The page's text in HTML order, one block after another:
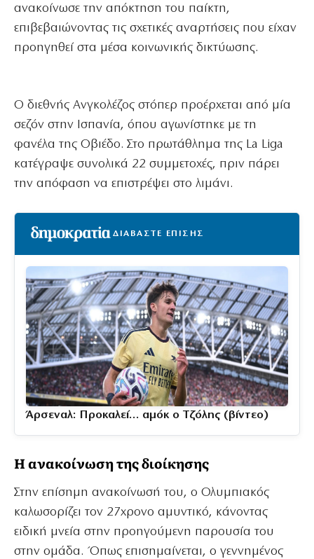
ανακοίνωσε την απόκτηση του παίκτη,
επιβεβαιώνοντας τις σχετικές αναρτήσεις που είχαν
προηγηθεί στα μέσα κοινωνικής δικτύωσης.
Ο διεθνής Ανγκολέζος στόπερ προέρχεται από μία
σεζόν στην Ισπανία, όπου αγωνίστηκε με τη
φανέλα της Οβιέδο. Στο πρωτάθλημα της La Liga
κατέγραψε συνολικά 22 συμμετοχές, πριν πάρει
την απόφαση να επιστρέψει στο λιμάνι.
ΔΙΑΒΑΣΤΕ ΕΠΙΣΗΣ
Άρσεναλ: Προκαλεί… αμόκ ο Τζόλης (βίντεο)
Η ανακοίνωση της διοίκησης
Στην επίσημη ανακοίνωσή του, ο Ολυμπιακός
καλωσορίζει τον 27χρονο αμυντικό, κάνοντας
ειδική μνεία στην προηγούμενη παρουσία του
στην ομάδα. Όπως επισημαίνεται, ο γεννημένος